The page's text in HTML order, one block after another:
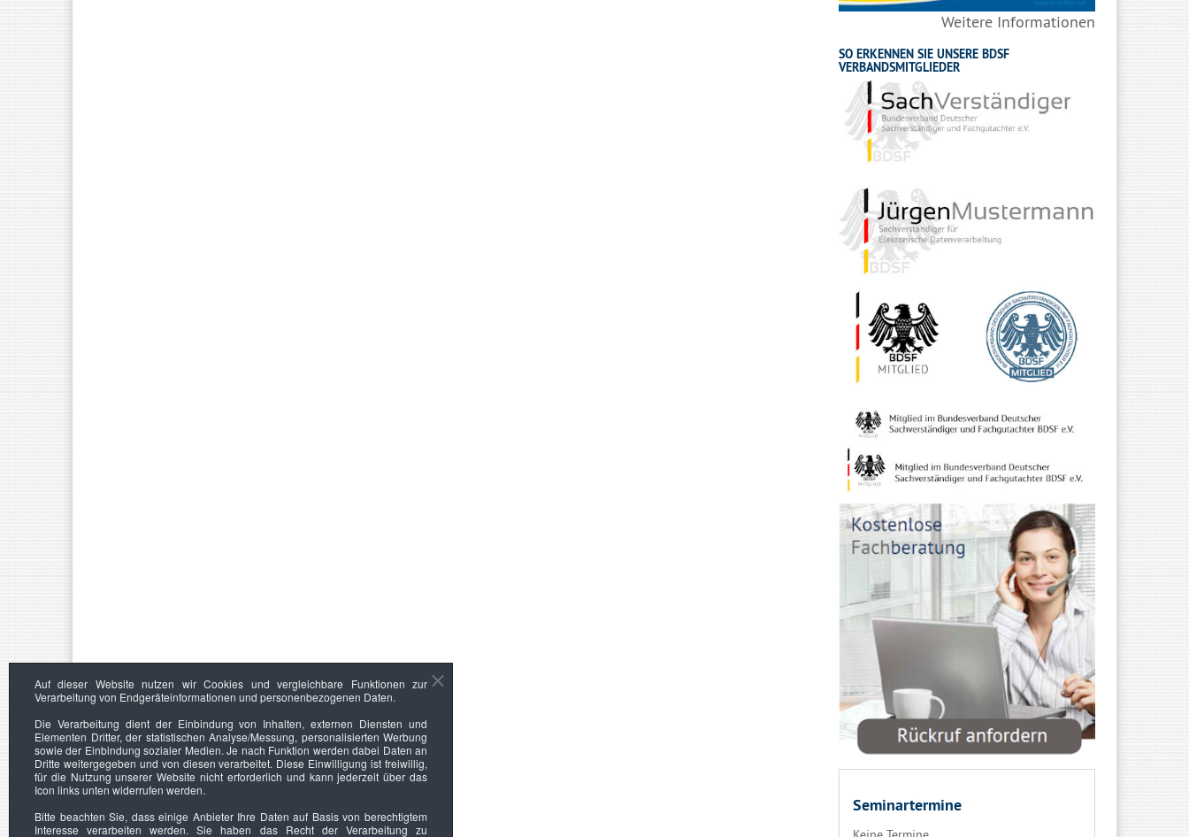
Weitere Informationen
SO ERKENNEN SIE UNSERE BDSF
VERBANDSMITGLIEDER
Seminartermine
Auf dieser Website nutzen wir Cookies und vergleichbare Funktionen zur
Verarbeitung von Endgeräteinformationen und personenbezogenen Daten.
Die Verarbeitung dient der Einbindung von Inhalten, externen Diensten und
Elementen Dritter, der statistischen Analyse/Messung, personalisierten Werbung
sowie der Einbindung sozialer Medien. Je nach Funktion werden dabei Daten an
Dritte weitergegeben und von diesen verarbeitet. Diese Einwilligung ist freiwillig,
für die Nutzung unserer Website nicht erforderlich und kann jederzeit über das
Icon links unten widerrufen werden.
Bitte beachten Sie, dass einige Anbieter Ihre Daten auf Basis von berechtigtem
Interesse verarbeiten werden. Sie haben das Recht der Verarbeitung zu